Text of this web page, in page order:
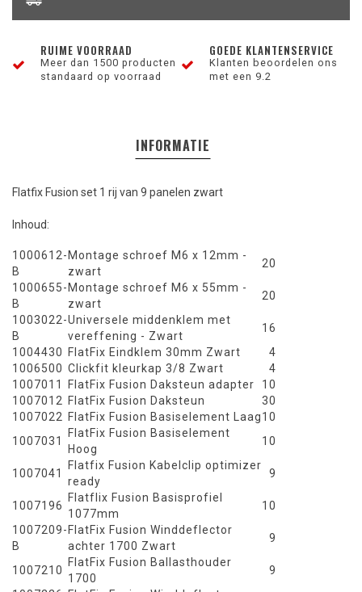
RUIME VOORRAAD
Meer dan 1500 producten
standaard op voorraad
GOEDE KLANTENSERVICE
Klanten beoordelen ons
met een 9.2
INFORMATIE
Flatfix Fusion set 1 rij van 9 panelen zwart
Inhoud:
1000612-
B
Montage schroef M6 x 12mm -
zwart
20
1000655-
B
Montage schroef M6 x 55mm -
zwart
20
1003022-
B
Universele middenklem met
vereffening - Zwart
16
1004430
FlatFix Eindklem 30mm Zwart
4
1006500 Clickfit kleurkap 3/8 Zwart
4
1007011
FlatFix Fusion Daksteun adapter
10
1007012
FlatFix Fusion Daksteun
30
1007022
FlatFix Fusion Basiselement Laag10
1007031
FlatFix Fusion Basiselement
Hoog
10
1007041
Flatfix Fusion Kabelclip optimizer
ready
9
1007196
Flatflix Fusion Basisprofiel
1077mm
10
1007209-
B
FlatFix Fusion Winddeflector
achter 1700 Zwart
9
1007210
FlatFix Fusion Ballasthouder
1700
9